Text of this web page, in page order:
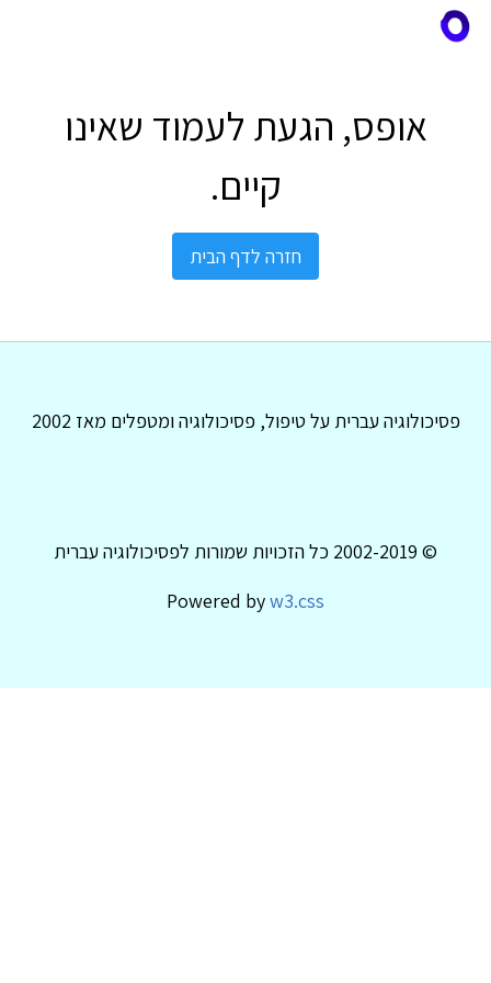
אופס, הגעת לעמוד שאינו
קיים.
חזרה לדף הבית
פסיכולוגיה עברית על טיפול, פסיכולוגיה ומטפלים מאז 2002
© 2002-2019 כל הזכויות שמורות לפסיכולוגיה עברית
Powered byw3.css